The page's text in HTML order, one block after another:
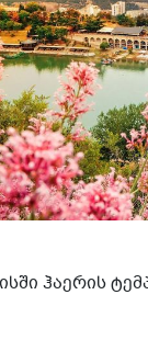
ჰაერის